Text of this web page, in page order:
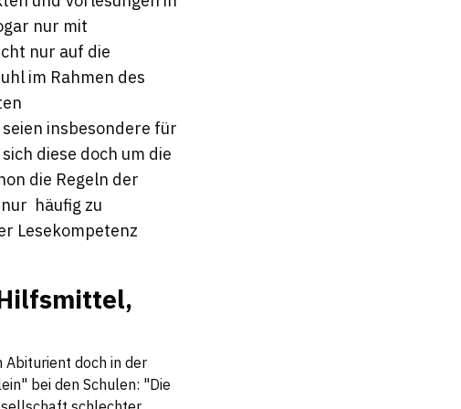
nur mit
nur auf die
im Rahmen des
insbesondere für
diese doch um die
die Regeln der
häufig zu
Lesekompetenz
Abiturient doch in der
bei den Schulen: "Die